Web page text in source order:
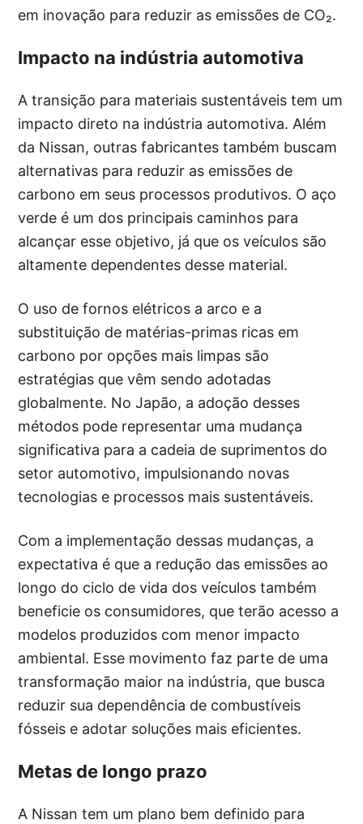
em inovação para reduzir as emissões de CO₂.
Impacto na indústria automotiva
A transição para materiais sustentáveis tem um
impacto direto na indústria automotiva. Além
da Nissan, outras fabricantes também buscam
alternativas para reduzir as emissões de
carbono em seus processos produtivos. O aço
verde é um dos principais caminhos para
alcançar esse objetivo, já que os veículos são
altamente dependentes desse material.
O uso de fornos elétricos a arco e a
substituição de matérias-primas ricas em
carbono por opções mais limpas são
estratégias que vêm sendo adotadas
globalmente. No Japão, a adoção desses
métodos pode representar uma mudança
significativa para a cadeia de suprimentos do
setor automotivo, impulsionando novas
tecnologias e processos mais sustentáveis.
Com a implementação dessas mudanças, a
expectativa é que a redução das emissões ao
longo do ciclo de vida dos veículos também
beneficie os consumidores, que terão acesso a
modelos produzidos com menor impacto
ambiental. Esse movimento faz parte de uma
transformação maior na indústria, que busca
reduzir sua dependência de combustíveis
fósseis e adotar soluções mais eficientes.
Metas de longo prazo
A Nissan tem um plano bem definido para